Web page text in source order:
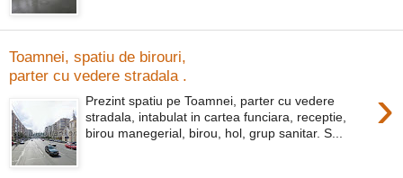
Toamnei, spatiu de birouri,
parter cu vedere stradala .
›
Prezint spatiu pe Toamnei, parter cu vedere
stradala, intabulat in cartea funciara, receptie,
birou manegerial, birou, hol, grup sanitar. S...